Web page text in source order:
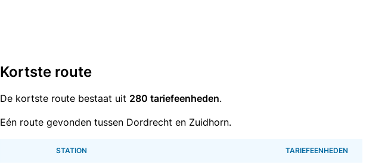
Kortste route
De kortste route bestaat uit 280 tariefeenheden.
Eén route gevonden tussen Dordrecht en Zuidhorn.
STATION TARIEFEENHEDEN